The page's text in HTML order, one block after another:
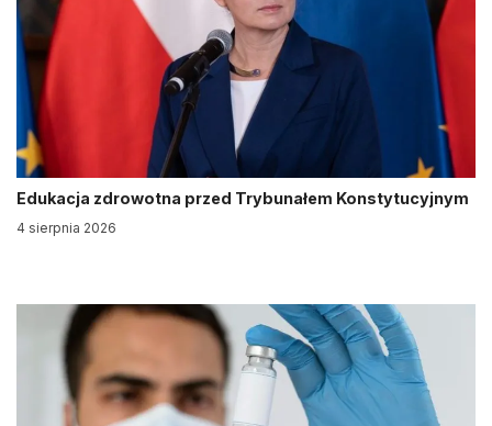
Edukacja zdrowotna przed Trybunałem Konstytucyjnym
4 sierpnia 2026